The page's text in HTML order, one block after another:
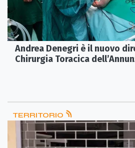
Andrea Denegri è il nuovo
Chirurgia Toracica
TERRITORIO